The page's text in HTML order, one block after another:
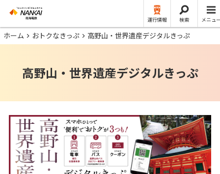
運行情報 検索 メニュ
ホーム おトクなきっぷ 高野山・世界遺産デジタルきっぷ
高野山・世界遺産デジタルきっぷ